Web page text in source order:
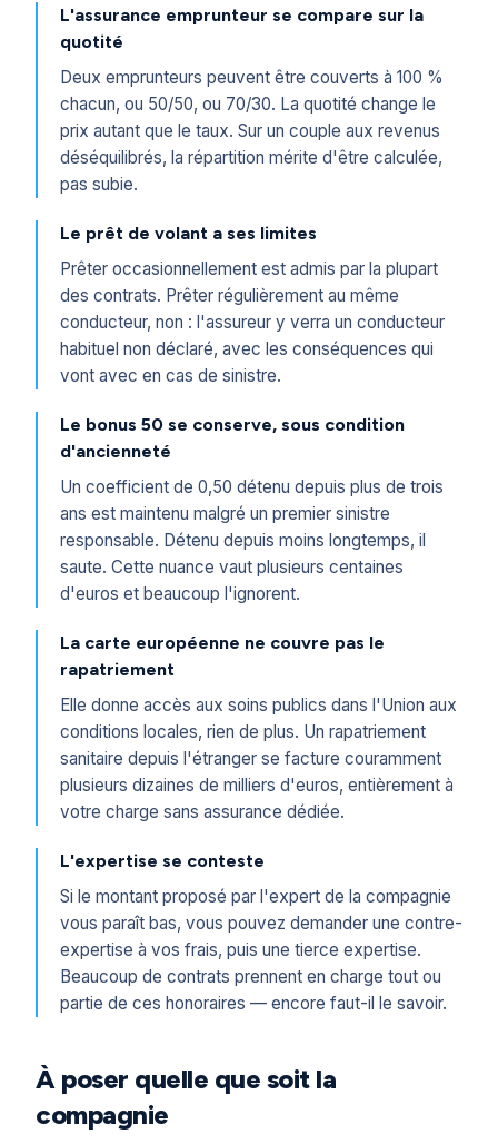
L'assurance emprunteur se compare sur la
quotité
Deux emprunteurs peuvent être couverts à 100 %
chacun, ou 50/50, ou 70/30. La quotité change le
prix autant que le taux. Sur un couple aux revenus
déséquilibrés, la répartition mérite d'être calculée,
pas subie.
Le prêt de volant a ses limites
Prêter occasionnellement est admis par la plupart
des contrats. Prêter régulièrement au même
conducteur, non : l'assureur y verra un conducteur
habituel non déclaré, avec les conséquences qui
vont avec en cas de sinistre.
Le bonus 50 se conserve, sous condition
d'ancienneté
Un coefficient de 0,50 détenu depuis plus de trois
ans est maintenu malgré un premier sinistre
responsable. Détenu depuis moins longtemps, il
saute. Cette nuance vaut plusieurs centaines
d'euros et beaucoup l'ignorent.
La carte européenne ne couvre pas le
rapatriement
Elle donne accès aux soins publics dans l'Union aux
conditions locales, rien de plus. Un rapatriement
sanitaire depuis l'étranger se facture couramment
plusieurs dizaines de milliers d'euros, entièrement à
votre charge sans assurance dédiée.
L'expertise se conteste
Si le montant proposé par l'expert de la compagnie
vous paraît bas, vous pouvez demander une contre-
expertise à vos frais, puis une tierce expertise.
Beaucoup de contrats prennent en charge tout ou
partie de ces honoraires — encore faut-il le savoir.
À poser quelle que soit la
compagnie